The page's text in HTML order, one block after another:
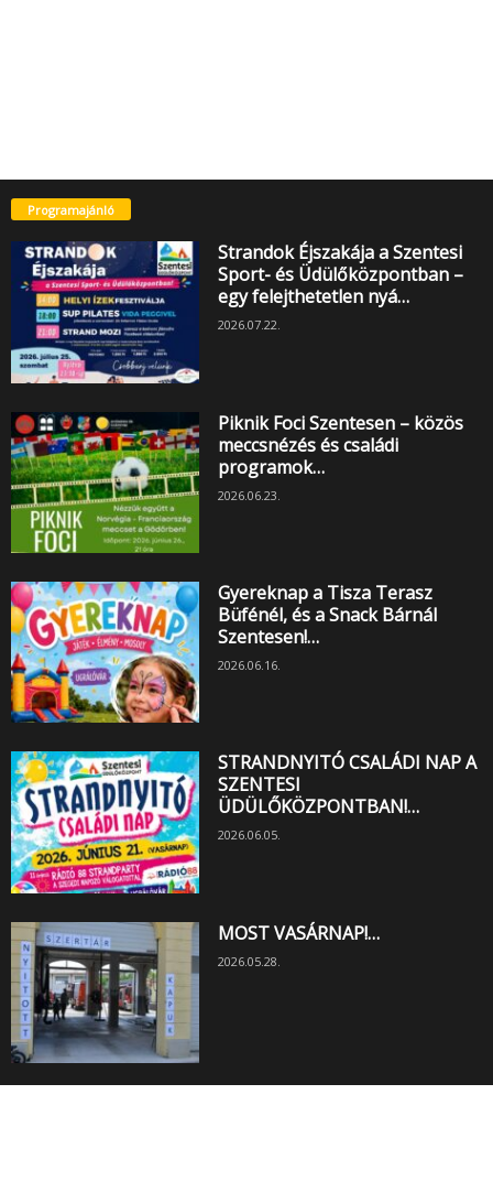
Programajánló
Strandok Éjszakája a Szentesi
Sport- és Üdülőközpontban –
egy felejthetetlen nyá…
2026.07.22.
Piknik Foci Szentesen – közös
meccsnézés és családi
programok…
2026.06.23.
Gyereknap a Tisza Terasz
Büfénél, és a Snack Bárnál
Szentesen!…
2026.06.16.
STRANDNYITÓ CSALÁDI NAP A
SZENTESI
ÜDÜLŐKÖZPONTBAN!…
2026.06.05.
MOST VASÁRNAP!…
2026.05.28.